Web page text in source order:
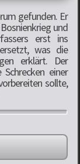
gefunden. Er
und
erst ins
was die
erklärt. Der
einer
sollte,